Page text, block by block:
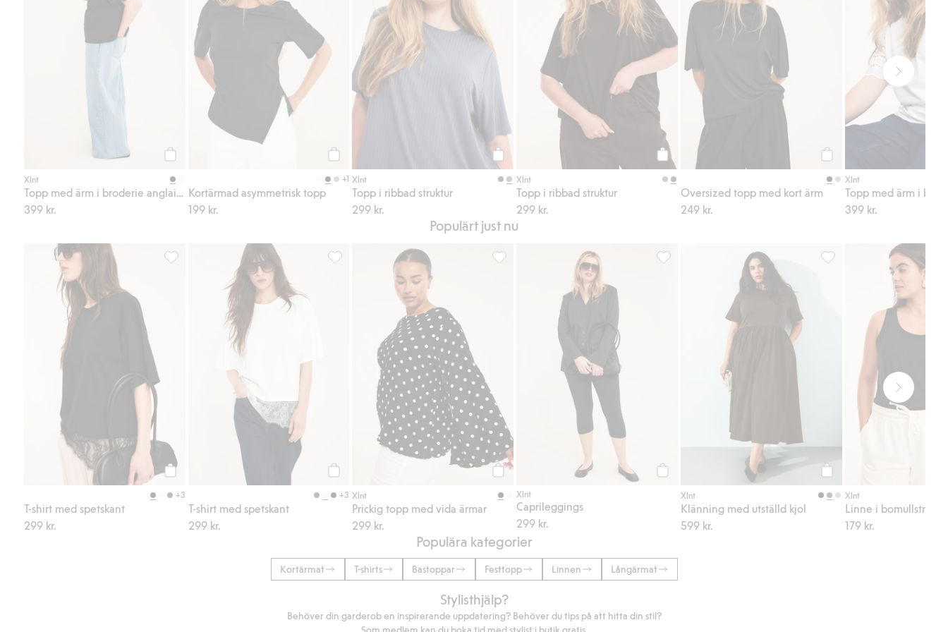
Xlnt
Topp med ärm i broderie anglaise
399 kr.
+1
Kortärmad asymmetrisk topp
199 kr.
Köp
Xlnt
Topp i ribbad struktur
299 kr.
Köp
Xlnt
Topp i ribbad struktur
299 kr.
Oversized topp med kort ärm
249 kr.
Xlnt
399 kr.
Populärt just nu
+3
T-shirt med spetskant
299 kr.
T-shirt med spetskant, Lägg till i favoriter
+3
T-shirt med spetskant
299 kr.
T-shirt med spetskant, Lägg till i favoriter
Xlnt
Prickig topp med vida ärmar
299 kr.
Prickig topp med vida ärmar, Lägg till i favoriter
Xlnt
Caprileggings
299 kr.
Caprileggings, Lägg till i favoriter
Köp
Xlnt
Klänning med utställd kjol
599 kr.
Klänning med utställd
Xlnt
Linne i bomullstrikå
179 kr.
Populära kategorier
Kortärmat T-shirts Bastoppar Festtopp Linnen Långärmat
Stylisthjälp?
Behöver din garderob en inspirerande uppdatering? Behöver du tips på att hitta din stil?